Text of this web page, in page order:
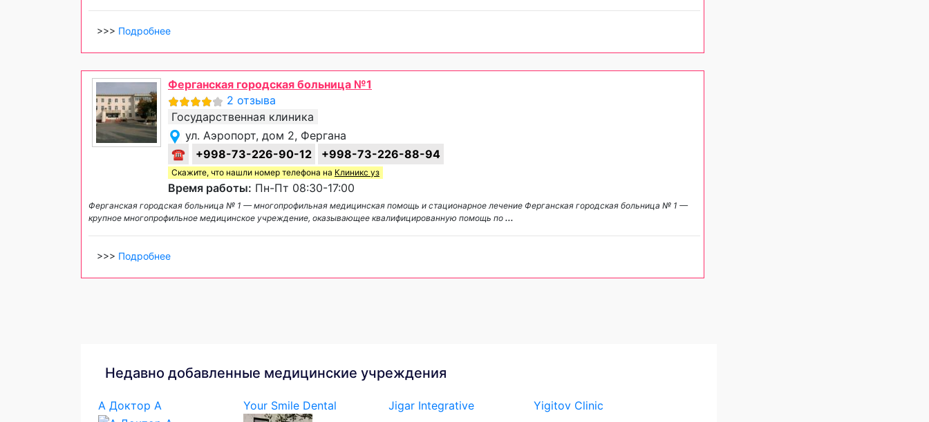
>>> Подробнее
Ферганская городская больница №1
2 отзыва
Государственная клиника
ул. Аэропорт, дом 2, Фергана
☎
+998-73-226-90-12 +998-73-226-88-94
Скажите, что нашли номер телефона на Клиникс уз
Время работы: Пн-Пт 08:30-17:00
Ферганская городская больница № 1 — многопрофильная медицинская помощь и стационарное лечение Ферганская городская больница № 1 —
крупное многопрофильное медицинское учреждение, оказывающее квалифицированную помощь по ...
>>> Подробнее
Недавно добавленные медицинские учреждения
А Доктор А Your Smile Dental Jigar Integrative Yigitov Clinic